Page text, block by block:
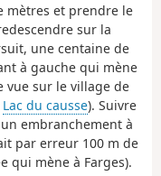
mètres et prendre le
sur la
une centaine de
à gauche qui mène
vue sur le village de
Lac du causse). Suivre
embranchement à
par erreur 100 m de
qui mène à Farges).